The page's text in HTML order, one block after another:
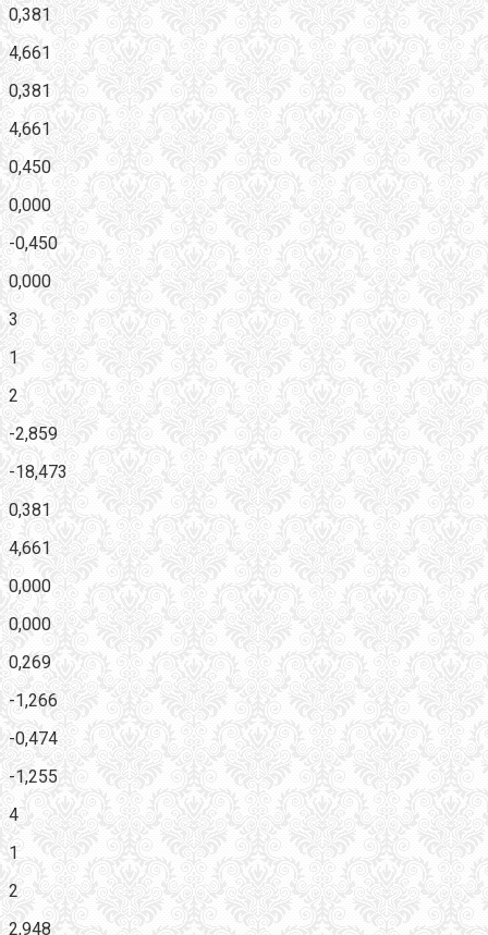
0,381
4,661
0,381
4,661
0,450
0,000
-0,450
0,000
3
1
2
-2,859
-18,473
0,381
4,661
0,000
0,000
0,269
-1,266
-0,474
-1,255
4
1
2
2,948